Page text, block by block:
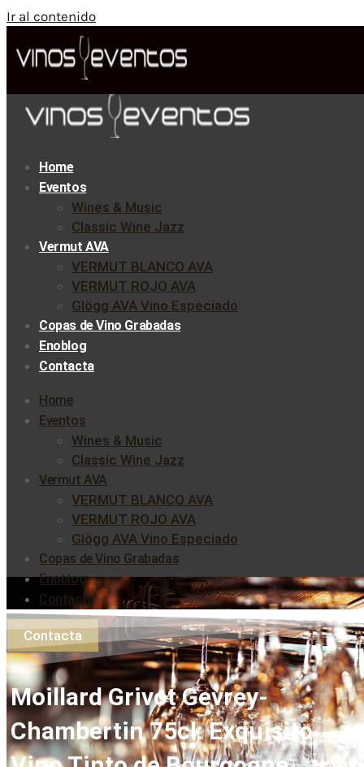
Ir al contenido
Home
Eventos
Wines & Music
Classic Wine Jazz
Vermut AVA
VERMUT BLANCO AVA
VERMUT ROJO AVA
Glögg AVA Vino Especiado
Copas de Vino Grabadas
Enoblog
Contacta
Home
Eventos
Wines & Music
Classic Wine Jazz
Vermut AVA
VERMUT BLANCO AVA
VERMUT ROJO AVA
Glögg AVA Vino Especiado
Copas de Vino Grabadas
Enoblog
Contacta
Contacta
Moillard Grivot Gevrey-
Chambertin 75cl: Exquisito